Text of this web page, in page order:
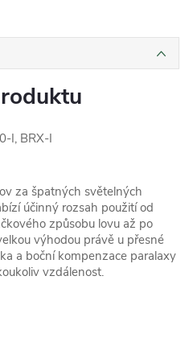
I, BRX-I
za špatných světelných
účinný rozsah použití od
způsobu lovu až po
výhodou právě u přesné
a boční kompenzace paralaxy
vzdálenost.